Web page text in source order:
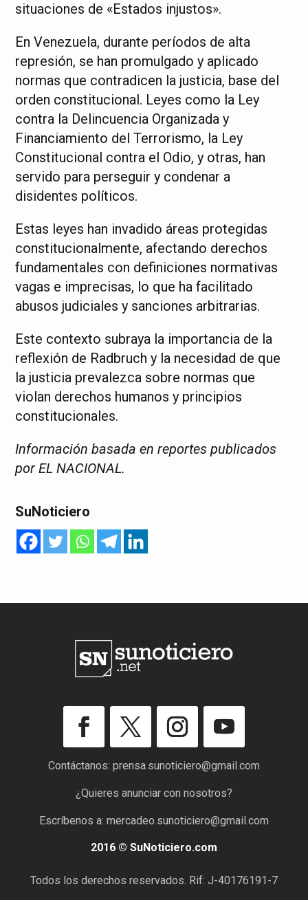
situaciones de «Estados injustos».
En Venezuela, durante períodos de alta
represión, se han promulgado y aplicado
normas que contradicen la justicia, base del
orden constitucional. Leyes como la Ley
contra la Delincuencia Organizada y
Financiamiento del Terrorismo, la Ley
Constitucional contra el Odio, y otras, han
servido para perseguir y condenar a
disidentes políticos.
Estas leyes han invadido áreas protegidas
constitucionalmente, afectando derechos
fundamentales con definiciones normativas
vagas e imprecisas, lo que ha facilitado
abusos judiciales y sanciones arbitrarias.
Este contexto subraya la importancia de la
reflexión de Radbruch y la necesidad de que
la justicia prevalezca sobre normas que
violan derechos humanos y principios
constitucionales.
Información basada en reportes publicados
por EL NACIONAL.
SuNoticiero
Contáctanos: prensa.sunoticiero@gmail.com
¿Quieres anunciar con nosotros?
Escríbenos a: mercadeo.sunoticiero@gmail.com
2016 © SuNoticiero.com
Todos los derechos reservados. Rif: J-40176191-7